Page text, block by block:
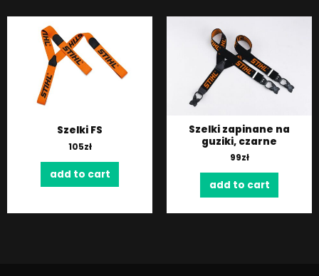
Szelki FS
105zł
add to cart
Szelki zapinane na
guziki, czarne
99zł
add to cart